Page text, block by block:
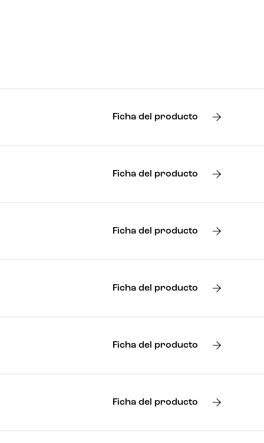
Ficha del producto
Ficha del producto
Ficha del producto
Ficha del producto
Ficha del producto
Ficha del producto